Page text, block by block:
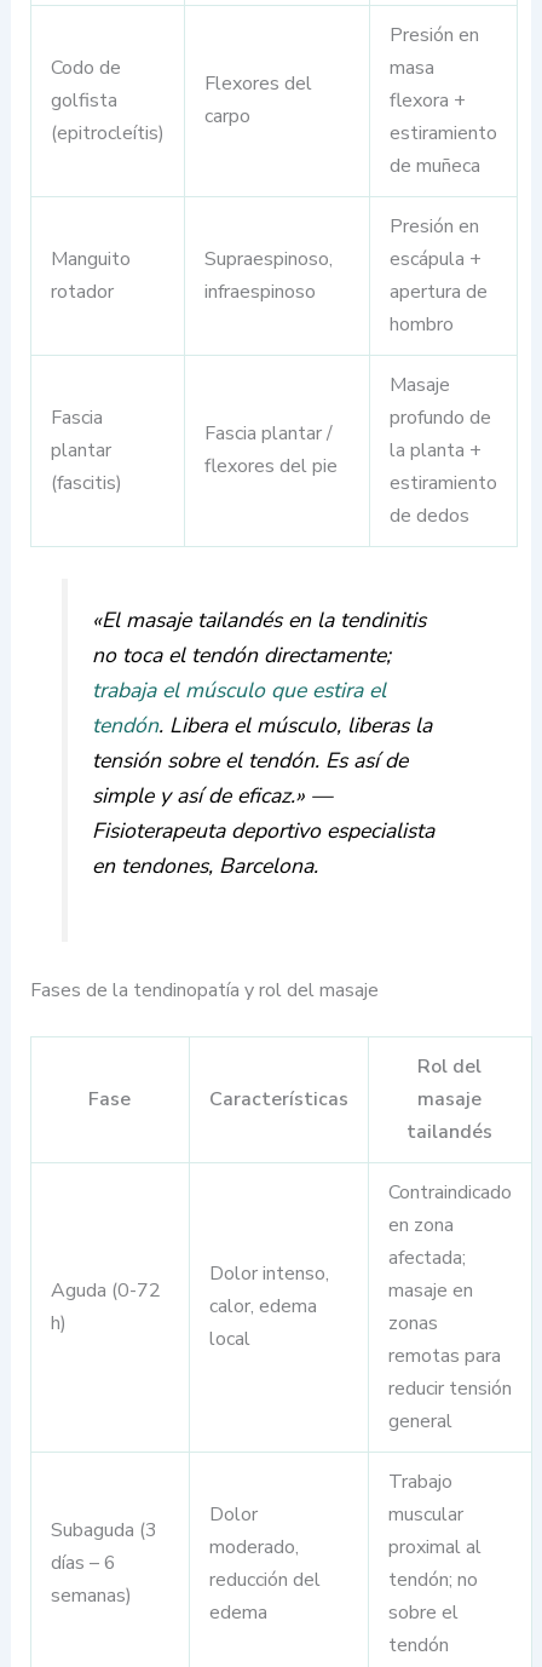
Codo de
golfista
(epitrocleítis)
Flexores del
carpo
Presión en
masa
flexora +
estiramiento
de muñeca
Manguito
rotador
Supraespinoso,
infraespinoso
Presión en
escápula +
apertura de
hombro
Fascia
plantar
(fascitis)
Fascia plantar /
flexores del pie
Masaje
profundo de
la planta +
estiramiento
de dedos
«El masaje tailandés en la tendinitis
no toca el tendón directamente;
trabaja el músculo que estira el
tendón. Libera el músculo, liberas la
tensión sobre el tendón. Es así de
simple y así de eficaz.» —
Fisioterapeuta deportivo especialista
en tendones, Barcelona.
Fases de la tendinopatía y rol del masaje
Fase Características
Rol del
masaje
tailandés
Aguda (0-72
h)
Dolor intenso,
calor, edema
local
Contraindicado
en zona
afectada;
masaje en
zonas
remotas para
reducir tensión
general
Subaguda (3
días – 6
semanas)
Dolor
moderado,
reducción del
edema
Trabajo
muscular
proximal al
tendón; no
sobre el
tendón